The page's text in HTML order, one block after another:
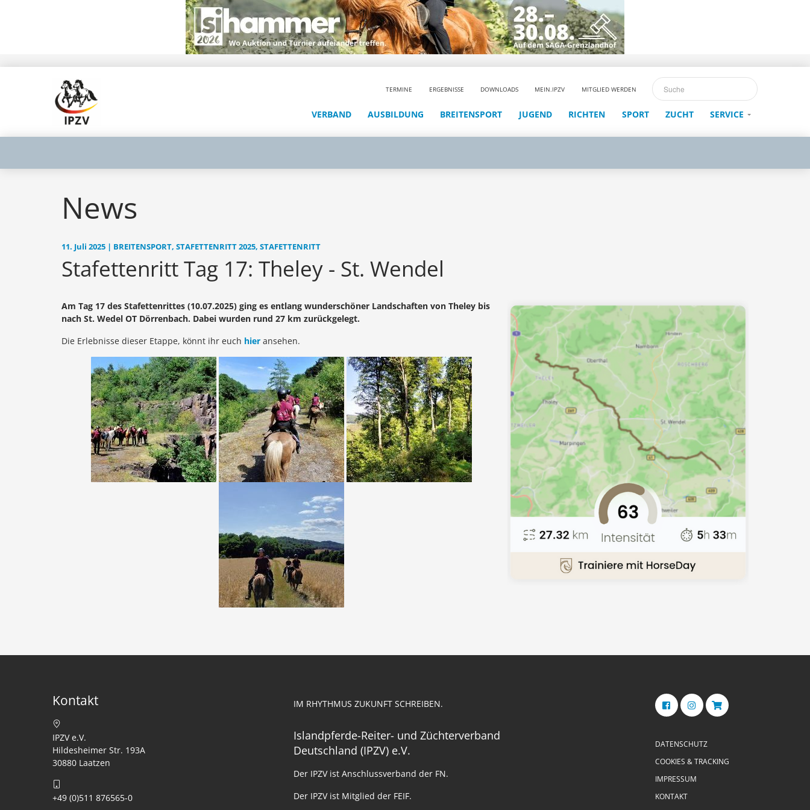
TERMINE ERGEBNISSE DOWNLOADS MEIN.IPZV MITGLIED WERDEN
VERBAND AUSBILDUNG BREITENSPORT JUGEND RICHTEN SPORT ZUCHT SERVICE
News
11. Juli 2025 | BREITENSPORT, STAFETTENRITT 2025, STAFETTENRITT
Stafettenritt Tag 17: Theley - St. Wendel
Am Tag 17 des Stafettenrittes (10.07.2025) ging es entlang wunderschöner Landschaften von Theley bis
nach St. Wedel OT Dörrenbach. Dabei wurden rund 27 km zurückgelegt.
Die Erlebnisse dieser Etappe, könnt ihr euch hier ansehen.
Kontakt
IPZV e.V.
Hildesheimer Str. 193A
30880 Laatzen
+49 (0)511 876565-0
IM RHYTHMUS ZUKUNFT SCHREIBEN.
Islandpferde-Reiter- und Züchterverband
Deutschland (IPZV) e.V.
Der IPZV ist Anschlussverband der FN.
Der IPZV ist Mitglied der FEIF.
DATENSCHUTZ
COOKIES & TRACKING
IMPRESSUM
KONTAKT